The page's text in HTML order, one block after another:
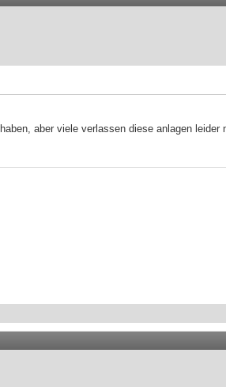
aber viele verlassen diese anlagen